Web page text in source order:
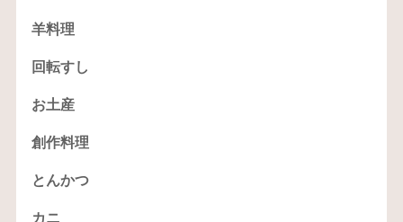
羊料理
回転すし
お土産
創作料理
とんかつ
カニ